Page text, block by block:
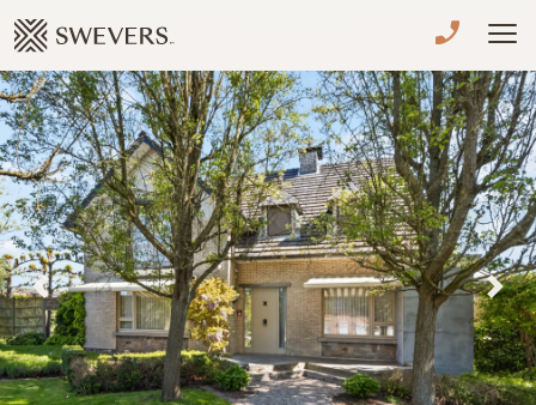
VERKOPEN
TE KOOP
TE HUUR
NIEUWBOUW
ADVIES
Previous